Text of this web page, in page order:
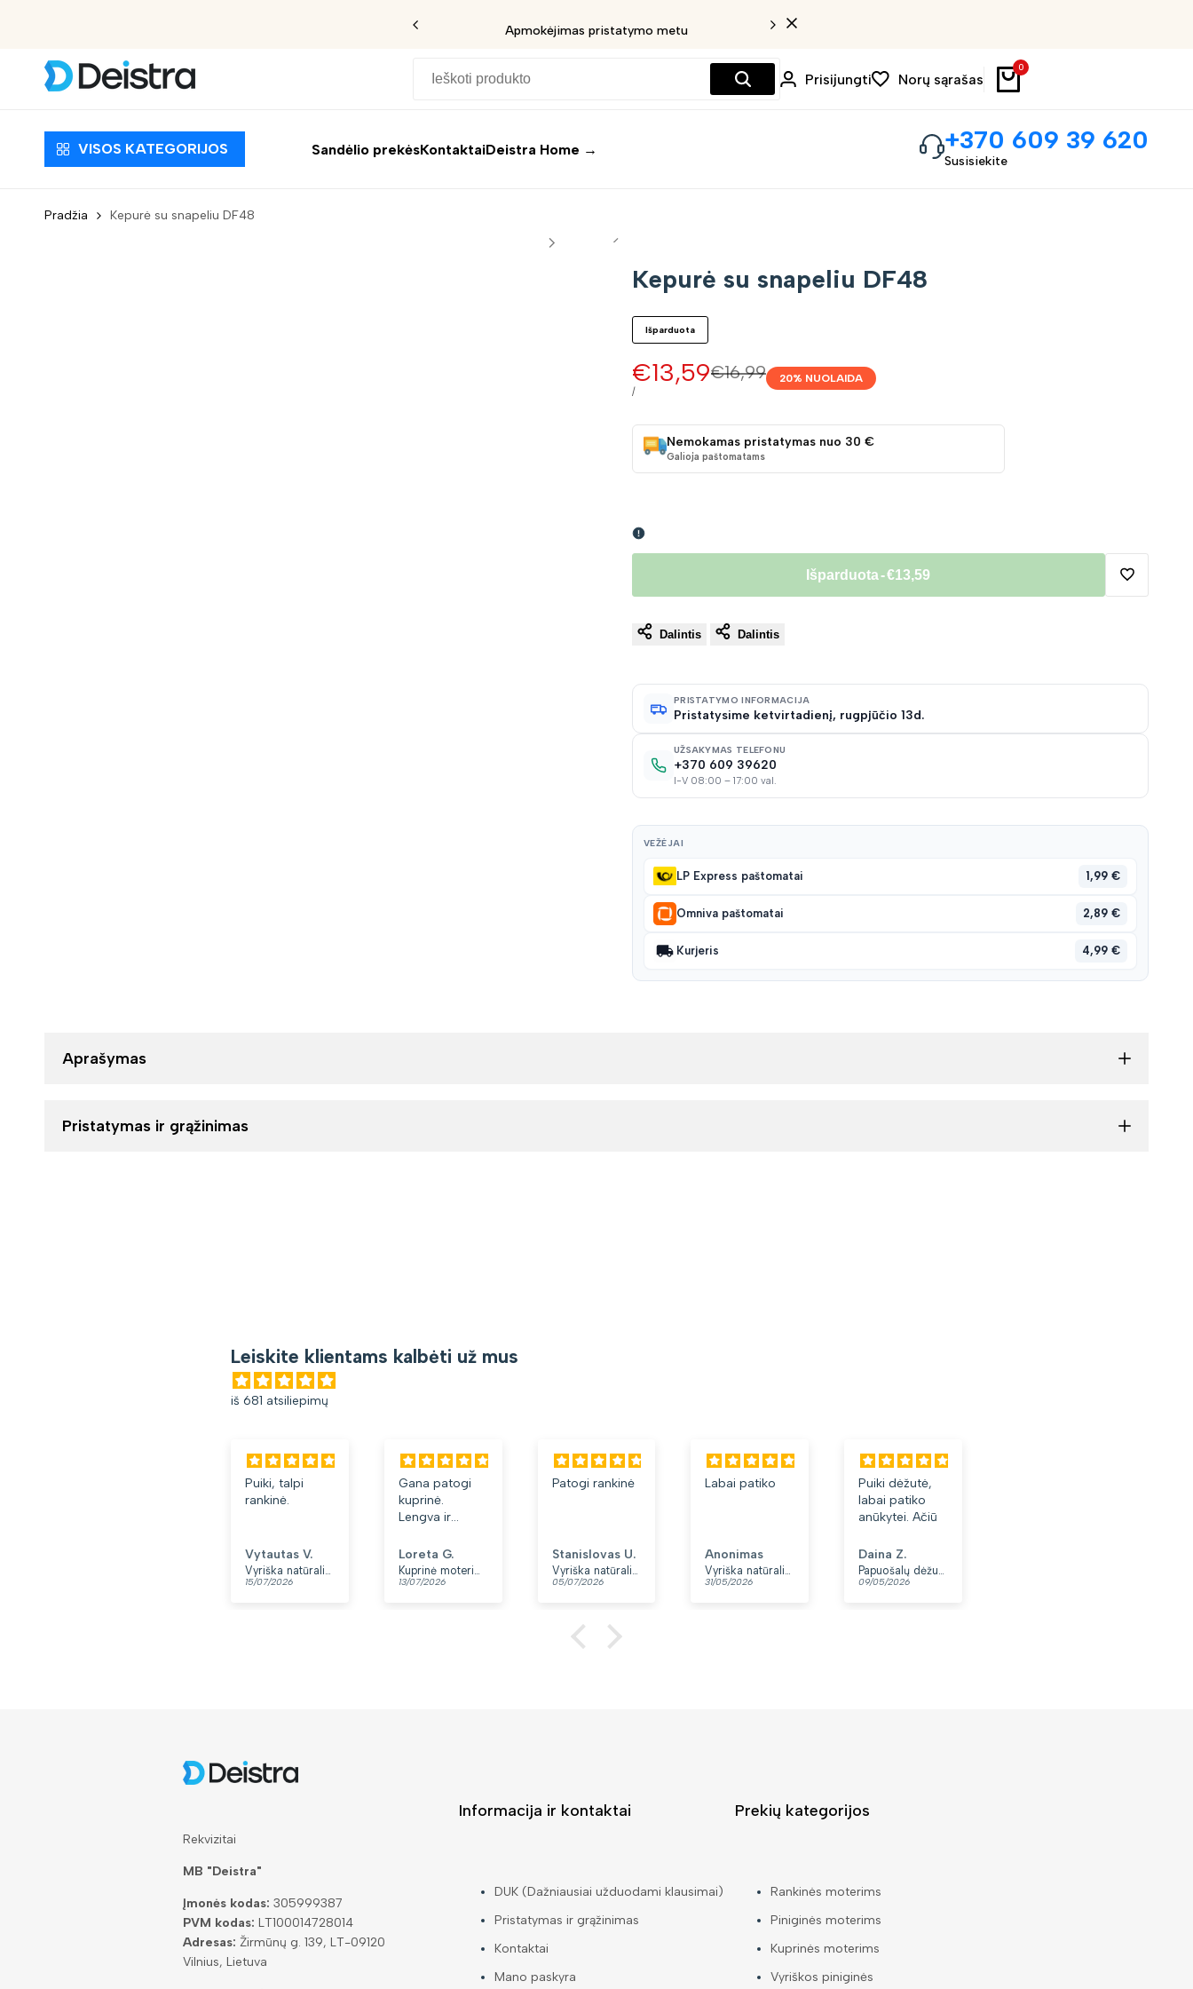
Apmokėjimas pristatymo metu
Prisijungti Norų sąrašas
0
VISOS KATEGORIJOS Sandėlio prekėsKontaktaiDeistra Home → +370 609 39 620
Susisiekite
Pradžia Kepurė su snapeliu DF48
Kepurė su snapeliu DF48
Išparduota
Įprasta
€16,99
Pardavimo
kaina
€13,59
VIENETO
/
20% NUOLAIDA
Nemokamas pristatymas nuo 30 €
Galioja paštomatams
Išparduota-€13,59
Pridėti
norų
sąrašą
Dalintis Dalintis
PRISTATYMO INFORMACIJA
Pristatysime ketvirtadienį, rugpjūčio 13d.
UŽSAKYMAS TELEFONU
+370 609 39620
I-V 08:00 – 17:00 val.
VEŽĖJAI
LP Express paštomatai 1,99 €
Omniva paštomatai 2,89 €
Kurjeris 4,99 €
Aprašymas
Pristatymas ir grąžinimas
Leiskite klientams kalbėti už mus
iš 681 atsiliepimų
Puiki, talpi
rankinė.
Vytautas V.
15/07/2026
Gana patogi
kuprinė.
Lengva ir
Patinka, kad
yra du skyriai.
👍
Loreta G.
13/07/2026
Patogi rankinė
Stanislovas U.
05/07/2026
Labai patiko
Anonimas
31/05/2026
Puiki dėžutė,
labai patiko
anūkytei. Ačiū
Daina Z.
09/05/2026
Rekvizitai
MB "Deistra"
Įmonės kodas: 305999387
PVM kodas: LT100014728014
Adresas: Žirmūnų g. 139, LT-09120
Vilnius, Lietuva
Informacija ir kontaktai
DUK (Dažniausiai užduodami klausimai)
Pristatymas ir grąžinimas
Kontaktai
Mano paskyra
Prekių kategorijos
Rankinės moterims
Piniginės moterims
Kuprinės moterims
Vyriškos piniginės